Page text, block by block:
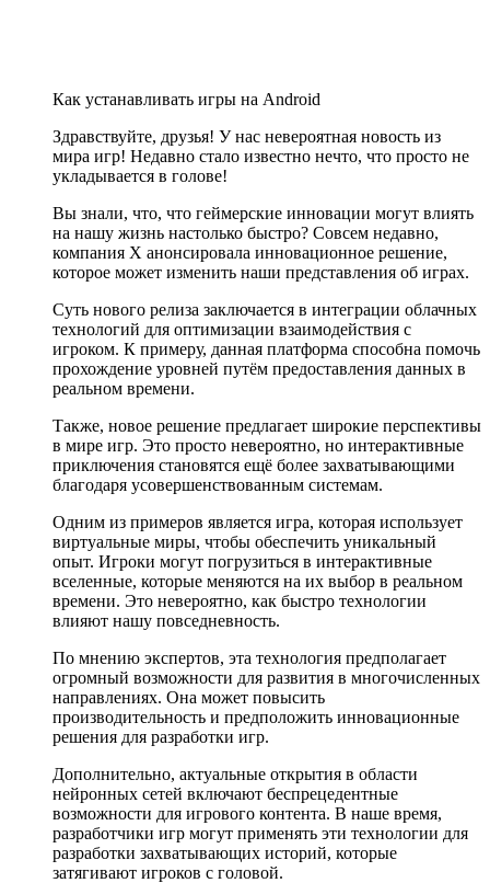
Как устанавливать игры на Android
Здравствуйте, друзья! У нас невероятная новость из
мира игр! Недавно стало известно нечто, что просто не
укладывается в голове!
Вы знали, что, что геймерские инновации могут влиять
на нашу жизнь настолько быстро? Совсем недавно,
компания X анонсировала инновационное решение,
которое может изменить наши представления об играх.
Суть нового релиза заключается в интеграции облачных
технологий для оптимизации взаимодействия с
игроком. К примеру, данная платформа способна помочь
прохождение уровней путём предоставления данных в
реальном времени.
Также, новое решение предлагает широкие перспективы
в мире игр. Это просто невероятно, но интерактивные
приключения становятся ещё более захватывающими
благодаря усовершенствованным системам.
Одним из примеров является игра, которая использует
виртуальные миры, чтобы обеспечить уникальный
опыт. Игроки могут погрузиться в интерактивные
вселенные, которые меняются на их выбор в реальном
времени. Это невероятно, как быстро технологии
влияют нашу повседневность.
По мнению экспертов, эта технология предполагает
огромный возможности для развития в многочисленных
направлениях. Она может повысить
производительность и предположить инновационные
решения для разработки игр.
Дополнительно, актуальные открытия в области
нейронных сетей включают беспрецедентные
возможности для игрового контента. В наше время,
разработчики игр могут применять эти технологии для
разработки захватывающих историй, которые
затягивают игроков с головой.